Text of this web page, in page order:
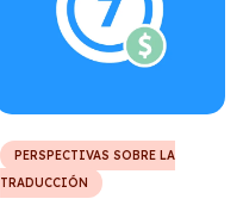
PERSPECTIVAS SOBRE LA
TRADUCCIÓN